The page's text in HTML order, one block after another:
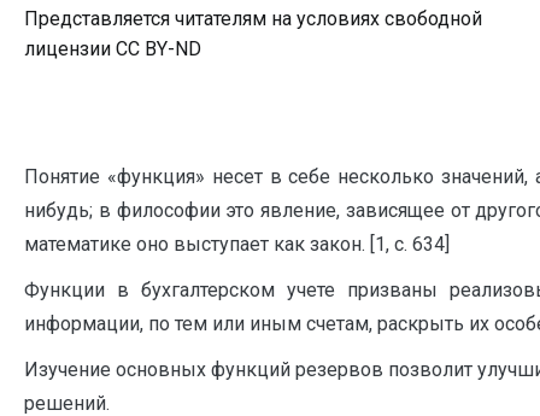
Представляется читателям на условиях свободной
лицензии CC BY-ND
Понятие «функция» несет в себе несколько значений,
нибудь; в философии это явление, зависящее от
математике оно выступает как закон. [1, с. 634]
Функции в бухгалтерском учете призваны
информации, по тем или иным счетам, раскрыть их
Изучение основных функций резервов позволит
решений.